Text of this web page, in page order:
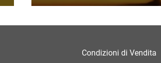
Condizioni di Vendita